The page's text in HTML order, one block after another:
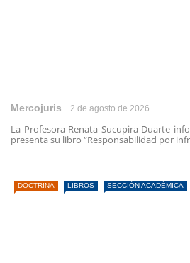
Mercojuris 2 de agosto de 2026
La Profesora Renata Sucupira Duarte
presenta su libro “Responsabilidad por
DOCTRINA LIBROS SECCIÓN ACADÉMICA